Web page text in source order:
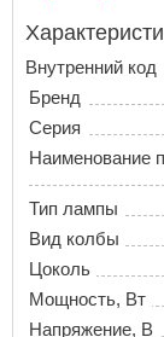
Внутренний код
Бренд
Серия
Наименование
Тип лампы
Вид колбы
Цоколь
Мощность, Вт
Напряжение, В